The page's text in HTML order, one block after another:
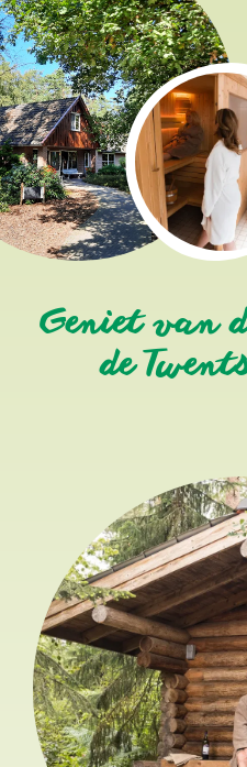
Geniet van
de